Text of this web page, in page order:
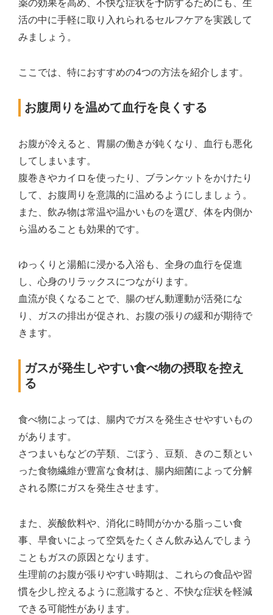
活の中に手軽に取り入れられるセルフケアを実践して
みましょう。
ここでは、特におすすめの4つの方法を紹介します。
お腹周りを温めて血行を良くする
お腹が冷えると、胃腸の働きが鈍くなり、血行も悪化
してしまいます。
腹巻きやカイロを使ったり、ブランケットをかけたり
して、お腹周りを意識的に温めるようにしましょう。
また、飲み物は常温や温かいものを選び、体を内側か
ら温めることも効果的です。
ゆっくりと湯船に浸かる入浴も、全身の血行を促進
し、心身のリラックスにつながります。
血流が良くなることで、腸のぜん動運動が活発にな
り、ガスの排出が促され、お腹の張りの緩和が期待で
きます。
ガスが発生しやすい食べ物の摂取を控え
る
食べ物によっては、腸内でガスを発生させやすいもの
があります。
さつまいもなどの芋類、ごぼう、豆類、きのこ類とい
った食物繊維が豊富な食材は、腸内細菌によって分解
される際にガスを発生させます。
また、炭酸飲料や、消化に時間がかかる脂っこい食
事、早食いによって空気をたくさん飲み込んでしまう
こともガスの原因となります。
生理前のお腹が張りやすい時期は、これらの食品や習
慣を少し控えるように意識すると、不快な症状を軽減
できる可能性があります。